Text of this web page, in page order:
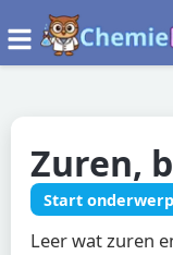
Zuren,
Start onderwerp
Leer wat zuren